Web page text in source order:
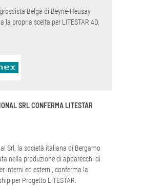
Belga di Beyne-Heusay
la propria scelta per LITESTAR 4D.
SRL CONFERMA LITESTAR
Srl, la società italiana di Bergamo
nella produzione di apparecchi di
interni ed esterni, conferma la
per Progetto LITESTAR.